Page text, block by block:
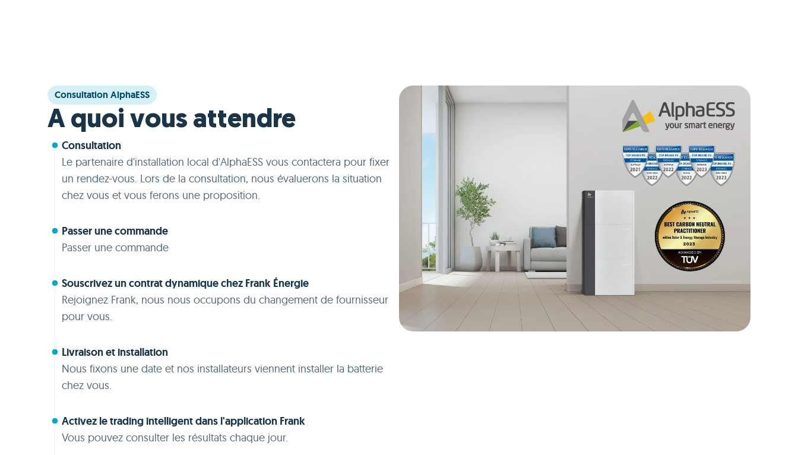
Consultation AlphaESS
A quoi vous attendre
Consultation
Le partenaire d'installation local d'AlphaESS vous contactera pour fixer
un rendez-vous. Lors de la consultation, nous évaluerons la situation
chez vous et vous ferons une proposition.
Passer une commande
Passer une commande
Souscrivez un contrat dynamique chez Frank Énergie
Rejoignez Frank, nous nous occupons du changement de fournisseur
pour vous.
Livraison et installation
Nous fixons une date et nos installateurs viennent installer la batterie
chez vous.
Activez le trading intelligent dans l'application Frank
Vous pouvez consulter les résultats chaque jour.